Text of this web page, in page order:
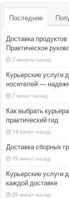
Последние
Доставка
Практическое
3 минуты назад
Курьерские услуги
носителей —
7 минут назад
Как выбрать
практический гид
14 минут назад
Доставка сборных
19 минут назад
Курьерские услуги
каждой доставке
29 минут назад